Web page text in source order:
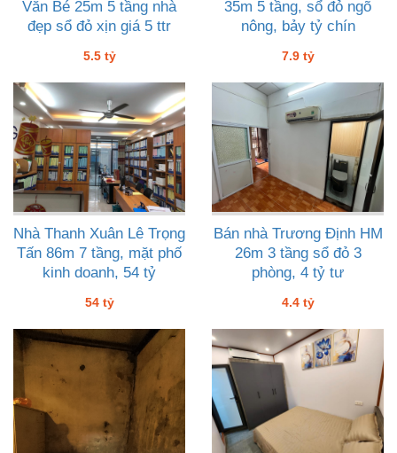
Văn Bé 25m 5 tầng nhà
đẹp sổ đỏ xịn giá 5 ttr
5.5 tỷ
35m 5 tầng, sổ đỏ ngõ
nông, bảy tỷ chín
7.9 tỷ
Nhà Thanh Xuân Lê Trọng
Tấn 86m 7 tầng, mặt phố
kinh doanh, 54 tỷ
54 tỷ
Bán nhà Trương Định HM
26m 3 tầng sổ đỏ 3
phòng, 4 tỷ tư
4.4 tỷ